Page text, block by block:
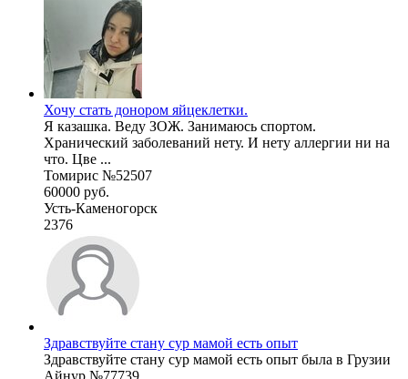
Хочу стать донором яйцеклетки.
Я казашка. Веду ЗОЖ. Занимаюсь спортом.
Хранический заболеваний нету. И нету аллергии ни на
что. Цве ...
Томирис №52507
60000 руб.
Усть-Каменогорск
2376
Здравствуйте стану сур мамой есть опыт
Здравствуйте стану сур мамой есть опыт была в Грузии
Айнур №77739